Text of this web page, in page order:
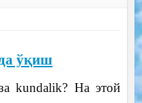
ўқиш
kundalik? На этой